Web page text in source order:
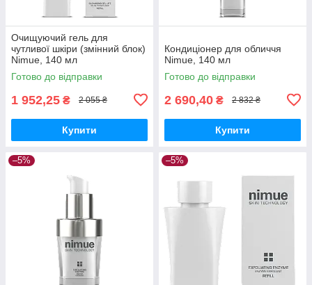
Очищуючий гель для
чутливої шкіри (змінний блок)
Nimue, 140 мл
Готово до відправки
1 952,25 ₴ 2 055 ₴
Купити
Кондиціонер для обличчя
Nimue, 140 мл
Готово до відправки
2 690,40 ₴ 2 832 ₴
Купити
–5% –5%